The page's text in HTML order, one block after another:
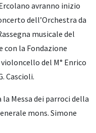
avranno inizio
dell’Orchestra da
musicale del
con la Fondazione
del M° Enrico
Cascioli.
Messa dei parroci della
mons. Simone